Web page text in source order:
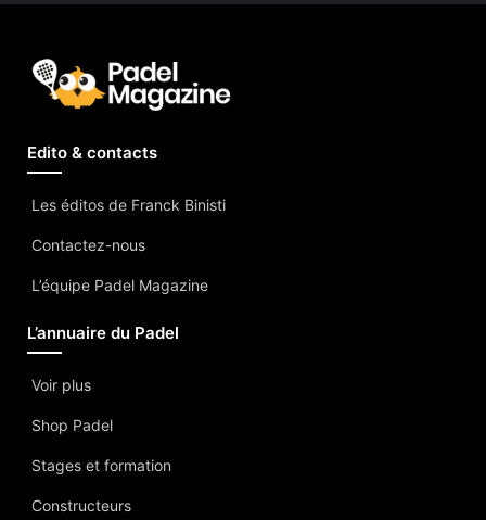
Edito & contacts
Les éditos de Franck Binisti
Contactez-nous
L’équipe Padel Magazine
L’annuaire du Padel
Voir plus
Shop Padel
Stages et formation
Constructeurs